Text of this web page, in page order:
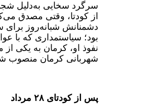
سرگرد سخایی به‌دلیل
از کودتا، وقتی مصدق
دشمنانش شبانه‌روز برای
بود؛ سیاستمداری که با
نفوذ او، کرمان به یکی
شهربانی کرمان منصوب
پس از کودتای۲۸ مرداد